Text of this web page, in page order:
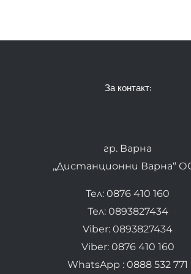
За контакт:
гр. Варна
„Дистанционни Варна“
Тел: 0876 410 160
Тел: 0893827434
Viber: 0893827434
Viber: 0876 410 160
WhatsApp : 0888 532 771